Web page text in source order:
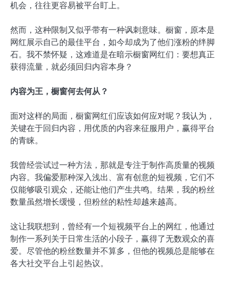
机会，往往更容易被平台盯上。
然而，这种限制又似乎带有一种讽刺意味。橱窗，原本是
网红展示自己的最佳平台，如今却成为了他们涨粉的绊脚
石。我不禁怀疑，这难道是在暗示橱窗网红们：要想真正
获得流量，就必须回归内容本身？
内容为王，橱窗何去何从？
面对这样的局面，橱窗网红们应该如何应对呢？我认为，
关键在于回归内容，用优质的内容来征服用户，赢得平台
的青睐。
我曾经尝试过一种方法，那就是专注于制作高质量的视频
内容。我偏爱那种深入浅出、富有创意的短视频，它们不
仅能够吸引观众，还能让他们产生共鸣。结果，我的粉丝
数量虽然增长缓慢，但粉丝的粘性却越来越高。
这让我联想到，曾经有一个短视频平台上的网红，他通过
制作一系列关于日常生活的小段子，赢得了无数观众的喜
爱。尽管他的粉丝数量并不算多，但他的视频总是能够在
各大社交平台上引起热议。